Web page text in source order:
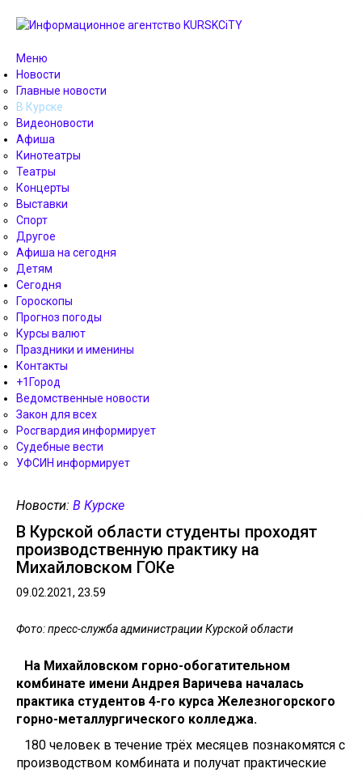
Меню
Новости
Главные новости
В Курске
Видеоновости
Афиша
Кинотеатры
Театры
Концерты
Выставки
Спорт
Другое
Афиша на сегодня
Детям
Сегодня
Гороскопы
Прогноз погоды
Курсы валют
Праздники и именины
Контакты
+1Город
Ведомственные новости
Закон для всех
Росгвардия информирует
Судебные вести
УФСИН информирует
Новости: В Курске
В Курской области студенты проходят
производственную практику на
Михайловском ГОКе
09.02.2021, 23.59
Фото: пресс-служба администрации Курской области
На Михайловском горно-обогатительном
комбинате имени Андрея Варичева началась
практика студентов 4-го курса Железногорского
горно-металлургического колледжа.
180 человек в течение трёх месяцев познакомятся с
производством комбината и получат практические